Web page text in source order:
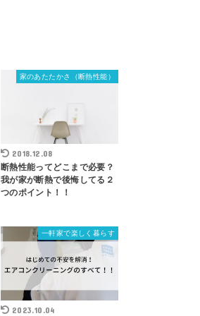
家のあたたかさ（断熱性能）
2018.12.08
断熱性能ってどこまで必要？
我が家が断熱で後悔してる２
つのポイント！！
一軒家で楽しく暮らす
2023.10.04